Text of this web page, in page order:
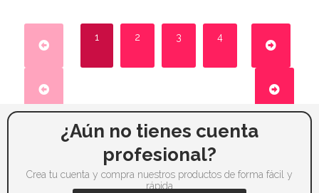
1 2 3 4
¿Aún no tienes cuenta
profesional?
Crea tu cuenta y compra nuestros productos de forma fácil y
rápida